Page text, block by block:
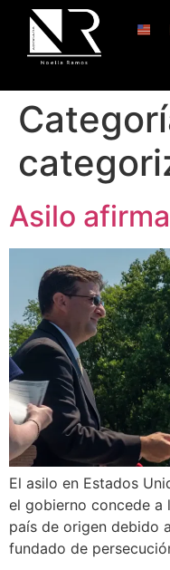
Asilo
El asilo en Estados
el gobierno concede a
país de origen debido
fundado de